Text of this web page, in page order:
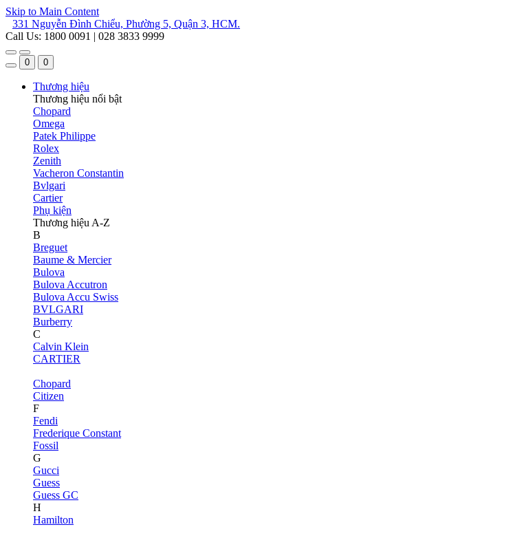
Skip to Main Content
331 Nguyễn Đình Chiểu, Phường 5, Quận 3, HCM.
Call Us: 1800 0091 | 028 3833 9999
0 0
Thương hiệu
Thương hiệu nổi bật
Chopard
Omega
Patek Philippe
Rolex
Zenith
Vacheron Constantin
Bvlgari
Cartier
Phụ kiện
Thương hiệu A-Z
B
Breguet
Baume & Mercier
Bulova
Bulova Accutron
Bulova Accu Swiss
BVLGARI
Burberry
C
Calvin Klein
CARTIER
Chopard
Citizen
F
Fendi
Frederique Constant
Fossil
G
Gucci
Guess
Guess GC
H
Hamilton